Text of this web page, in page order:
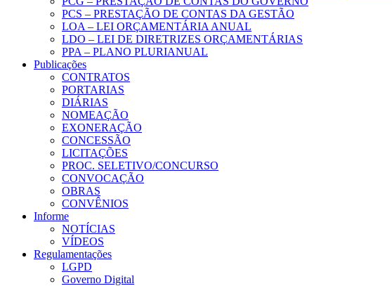
PCS – PRESTAÇÃO DE CONTAS DA GESTÃO
LOA – LEI ORÇAMENTÁRIA ANUAL
LDO – LEI DE DIRETRIZES ORÇAMENTÁRIAS
PPA – PLANO PLURIANUAL
Publicações
CONTRATOS
PORTARIAS
DIÁRIAS
NOMEAÇÃO
EXONERAÇÃO
CONCESSÃO
LICITAÇÕES
PROC. SELETIVO/CONCURSO
CONVOCAÇÃO
OBRAS
CONVÊNIOS
Informe
NOTÍCIAS
VÍDEOS
Regulamentações
LGPD
Governo Digital